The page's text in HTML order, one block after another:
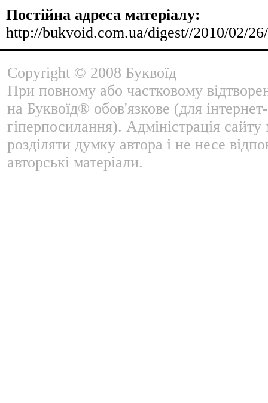
Постійна адреса матеріалу:
http://bukvoid.com.ua/digest//2010/02/
Copyright © 2008 Буквоїд
При повному або частковому
на Буквоїд® обов'язкове (для
гіперпосилання). Адміністрація
розділяти думку автора і не несе
авторські матеріали.